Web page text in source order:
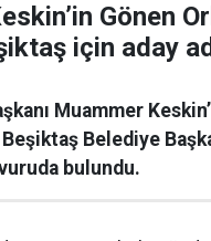
Gönen
için aday
Muammer
Beşiktaş Belediye
bulundu.